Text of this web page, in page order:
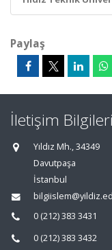
Paylaş
İletişim Bilgileri
Yıldız Mh., 34349
Davutpaşa
İstanbul
0 (212) 383 3431
0 (212) 383 3432